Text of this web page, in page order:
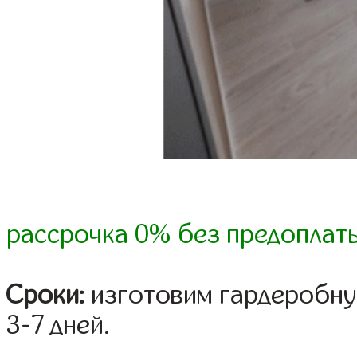
рассрочка 0% без
Сроки: изготовим
3-7 дней.